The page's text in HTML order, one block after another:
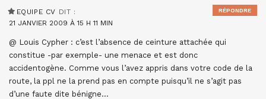
EQUIPE CV DIT :
21 JANVIER 2009 À 15 H 11 MIN
@ Louis Cypher : c’est l’absence de ceinture attachée qui
constitue -par exemple- une menace et est donc
accidentogène. Comme vous l’avez appris dans votre code de la
route, la ppl ne la prend pas en compte puisqu’il ne s’agit pas
d’une faute dite bénigne…
RÉPONDRE